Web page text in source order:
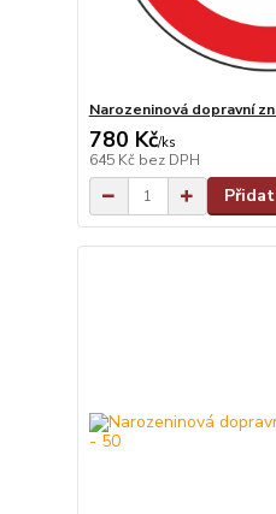
Narozeninová dopravní
780 Kč/ks
645 Kč bez DPH